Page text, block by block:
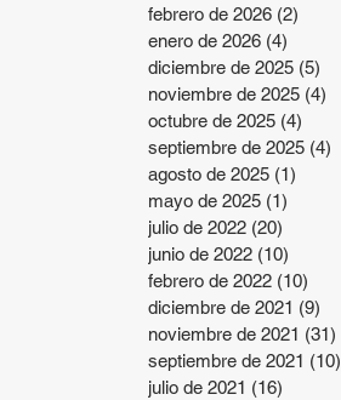
febrero de 2026 (2)
enero de 2026 (4)
diciembre de 2025 (5)
noviembre de 2025 (4)
octubre de 2025 (4)
septiembre de 2025 (4)
agosto de 2025 (1)
mayo de 2025 (1)
julio de 2022 (20)
junio de 2022 (10)
febrero de 2022 (10)
diciembre de 2021 (9)
noviembre de 2021 (31)
septiembre de 2021 (10)
julio de 2021 (16)